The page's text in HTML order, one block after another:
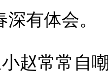
有体会。
常常自嘲